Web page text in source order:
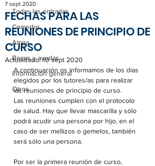
Todas las entradas
Comedor
Ampa
Becas y ayudas
Información general
Otros
FECHAS PARA LAS
REUNIONES DE PRINCIPIO DE
CURSO
7 sept 2020
Actualizado:10 sept 2020
A continuación os informamos de los días
elegidos por los tutores/as para realizar
las reuniones de principio de curso.
Las reuniones cumplen con el protocolo
de salud. Hay que llevar mascarilla y sólo
podrá acudir una persona por hijo, en el
caso de ser mellizos o gemelos, también
será sólo una persona.
Por ser la primera reunión de curso,